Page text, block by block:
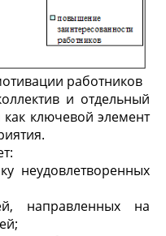
работников
и отдельный
ключевой элемент
неудовлетворенных
направленных на